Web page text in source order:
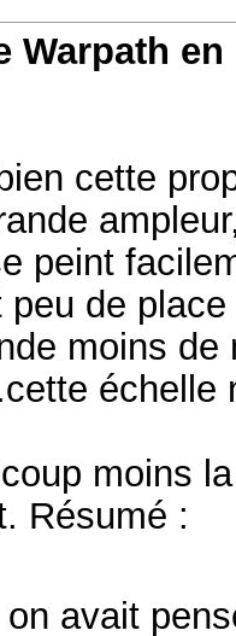
Warpath en
cette
peint
peu de
moins
échelle
moins
Résumé :
on avait